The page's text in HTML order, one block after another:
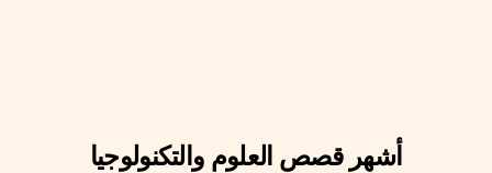
أشهر قصص العلوم والتكنولوجيا